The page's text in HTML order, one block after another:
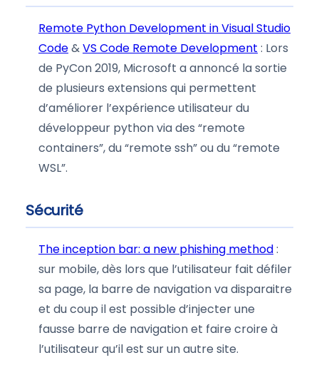
Remote Python Development in Visual Studio
Code&VS Code Remote Development : Lors
de PyCon 2019, Microsoft a annoncé la sortie
de plusieurs extensions qui permettent
d’améliorer l’expérience utilisateur du
développeur python via des “remote
containers”, du “remote ssh” ou du “remote
WSL”.
Sécurité
The inception bar: a new phishing method:
sur mobile, dès lors que l’utilisateur fait défiler
sa page, la barre de navigation va disparaitre
et du coup il est possible d’injecter une
fausse barre de navigation et faire croire à
l’utilisateur qu’il est sur un autre site.